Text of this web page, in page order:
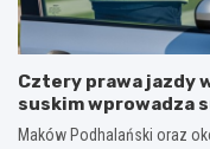
Cztery prawa jazdy
suskim wprowadza
drogowych!
Maków Podhalański oraz